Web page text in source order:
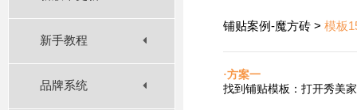
新手教程
品牌系统
铺贴案例-魔方砖 > 模板
·方案一
找到铺贴模板：打开秀美